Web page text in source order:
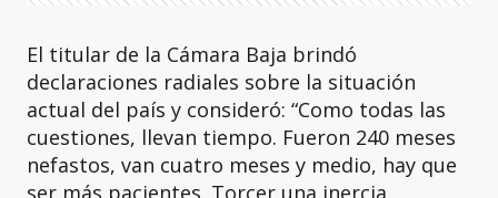
El titular de la Cámara Baja brindó
declaraciones radiales sobre la situación
actual del país y consideró: “Como todas las
cuestiones, llevan tiempo. Fueron 240 meses
nefastos, van cuatro meses y medio, hay que
ser más pacientes. Torcer una inercia